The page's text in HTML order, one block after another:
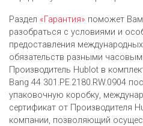
Раздел «Гарантия» поможет Вам
разобраться с условиями и
предоставления
обязательств разными
Производитель Hublot в
Bang 44 301.PE.2180.RW.0904
упаковочную коробку,
сертификат от Производителя
компании, позволяющий